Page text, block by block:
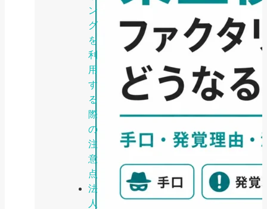
ン
グ
を
利
用
す
る
際
の
注
意
点
法
人